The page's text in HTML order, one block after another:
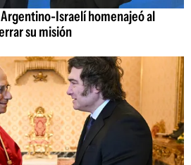
Argentino-Israelí homenajeó al
su misión